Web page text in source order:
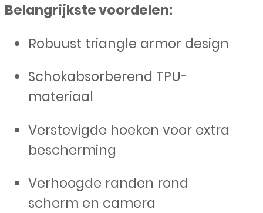
Belangrijkste voordelen:
Robuust triangle armor design
Schokabsorberend TPU-
materiaal
Verstevigde hoeken voor extra
bescherming
Verhoogde randen rond
scherm en camera